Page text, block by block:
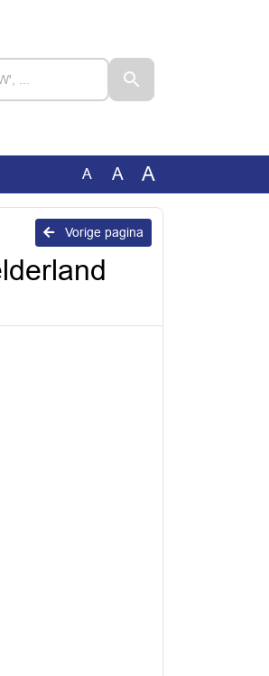
A A A
Vorige pagina